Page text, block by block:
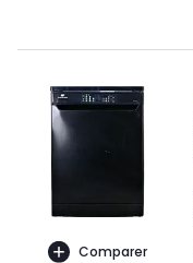
Comparer